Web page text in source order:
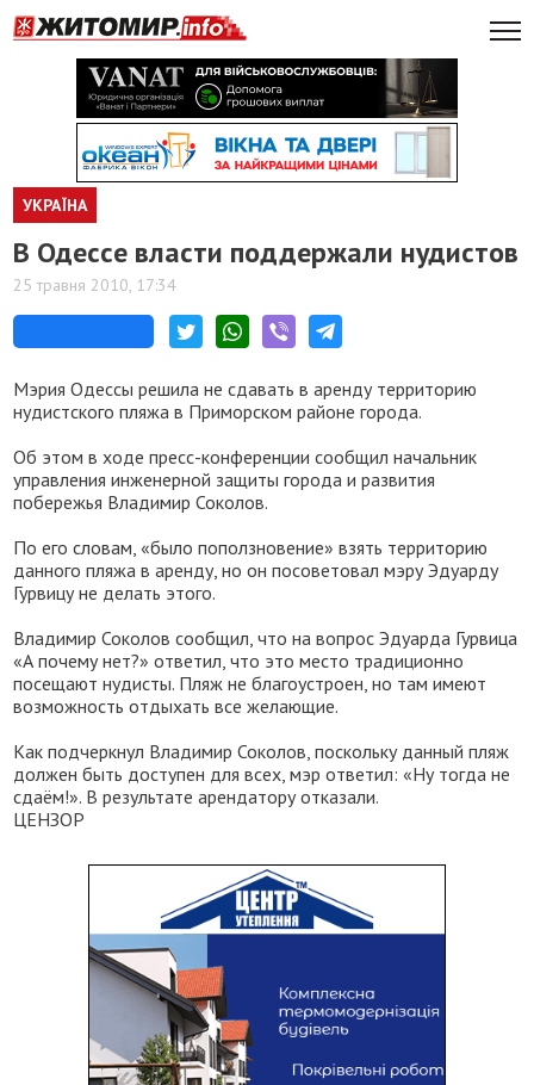
УКРАЇНА
В Одессе власти поддержали нудистов
25 травня 2010, 17:34
Мэрия Одессы решила не сдавать в аренду территорию
нудистского пляжа в Приморском районе города.
Об этом в ходе пресс-конференции сообщил начальник
управления инженерной защиты города и развития
побережья Владимир Соколов.
По его словам, «было поползновение» взять территорию
данного пляжа в аренду, но он посоветовал мэру Эдуарду
Гурвицу не делать этого.
Владимир Соколов сообщил, что на вопрос Эдуарда Гурвица
«А почему нет?» ответил, что это место традиционно
посещают нудисты. Пляж не благоустроен, но там имеют
возможность отдыхать все желающие.
Как подчеркнул Владимир Соколов, поскольку данный пляж
должен быть доступен для всех, мэр ответил: «Ну тогда не
сдаём!». В результате арендатору отказали.
ЦЕНЗОР